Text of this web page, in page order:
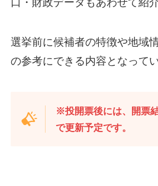
選挙前に候補者の特徴や地域
の参考にできる内容となってい
※投開票後には、開票
で更新予定です。